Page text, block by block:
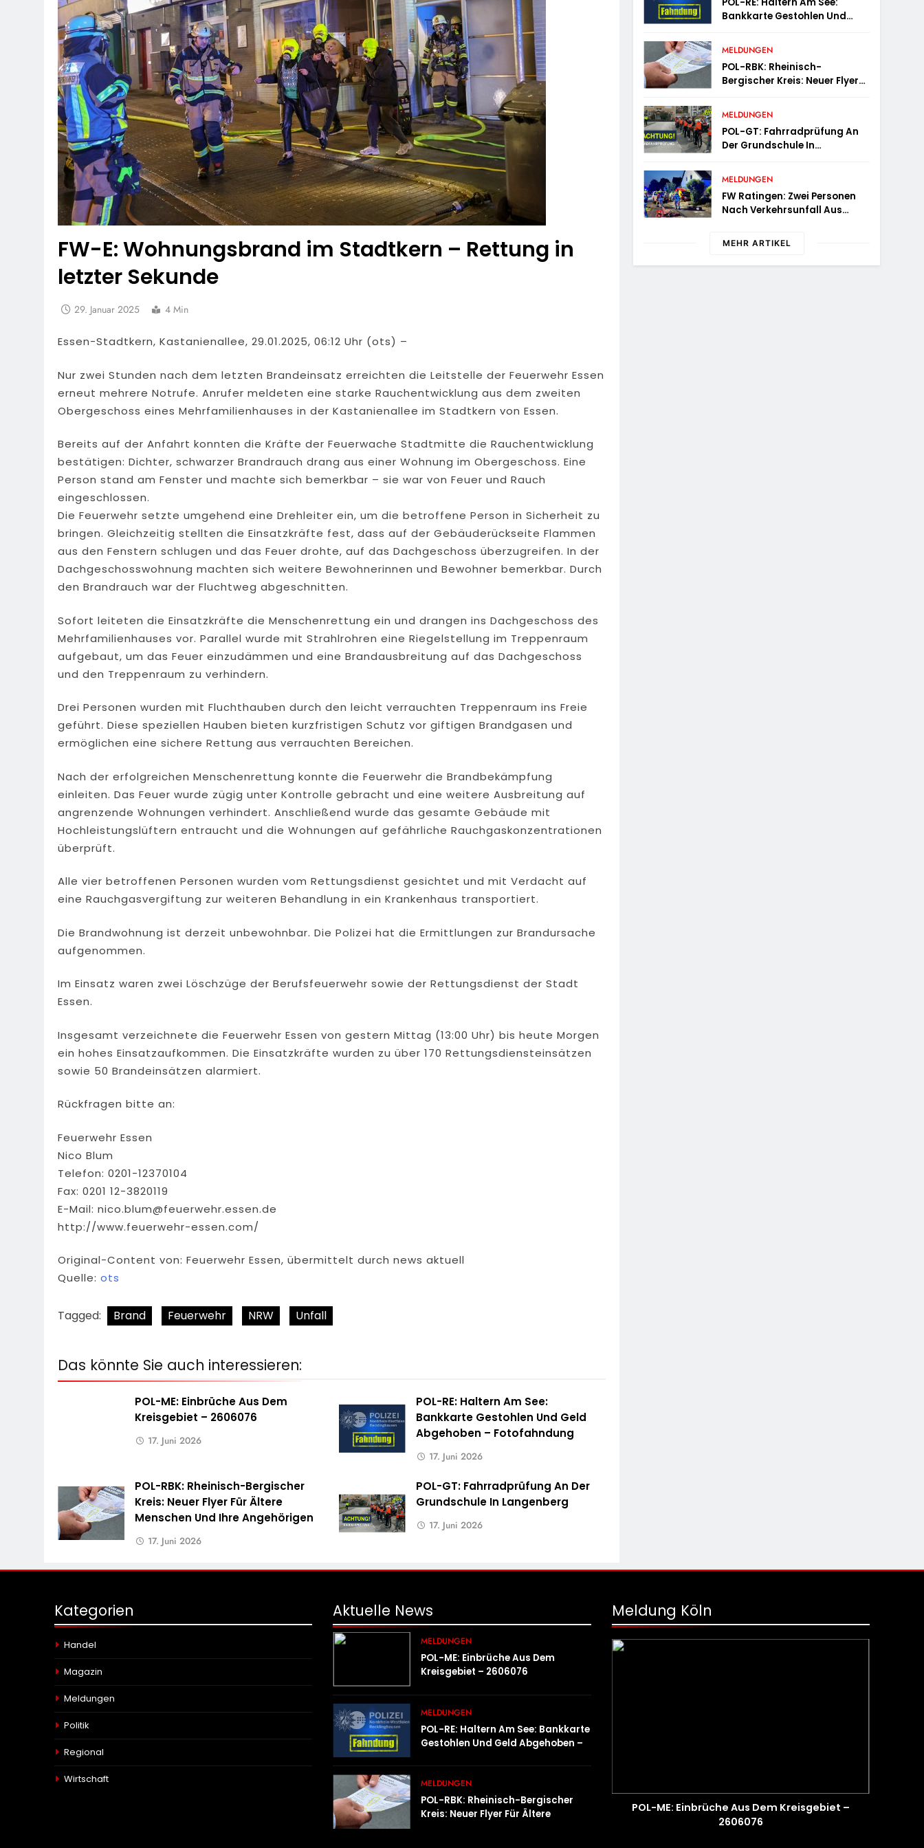
FW-E: Wohnungsbrand im Stadtkern – Rettung in
letzter Sekunde
29. Januar 2025 4 Min
Essen-Stadtkern, Kastanienallee, 29.01.2025, 06:12 Uhr (ots) –
Nur zwei Stunden nach dem letzten Brandeinsatz erreichten die Leitstelle der Feuerwehr Essen
erneut mehrere Notrufe. Anrufer meldeten eine starke Rauchentwicklung aus dem zweiten
Obergeschoss eines Mehrfamilienhauses in der Kastanienallee im Stadtkern von Essen.
Bereits auf der Anfahrt konnten die Kräfte der Feuerwache Stadtmitte die Rauchentwicklung
bestätigen: Dichter, schwarzer Brandrauch drang aus einer Wohnung im Obergeschoss. Eine
Person stand am Fenster und machte sich bemerkbar – sie war von Feuer und Rauch
eingeschlossen.
Die Feuerwehr setzte umgehend eine Drehleiter ein, um die betroffene Person in Sicherheit zu
bringen. Gleichzeitig stellten die Einsatzkräfte fest, dass auf der Gebäuderückseite Flammen
aus den Fenstern schlugen und das Feuer drohte, auf das Dachgeschoss überzugreifen. In der
Dachgeschosswohnung machten sich weitere Bewohnerinnen und Bewohner bemerkbar. Durch
den Brandrauch war der Fluchtweg abgeschnitten.
Sofort leiteten die Einsatzkräfte die Menschenrettung ein und drangen ins Dachgeschoss des
Mehrfamilienhauses vor. Parallel wurde mit Strahlrohren eine Riegelstellung im Treppenraum
aufgebaut, um das Feuer einzudämmen und eine Brandausbreitung auf das Dachgeschoss
und den Treppenraum zu verhindern.
Drei Personen wurden mit Fluchthauben durch den leicht verrauchten Treppenraum ins Freie
geführt. Diese speziellen Hauben bieten kurzfristigen Schutz vor giftigen Brandgasen und
ermöglichen eine sichere Rettung aus verrauchten Bereichen.
Nach der erfolgreichen Menschenrettung konnte die Feuerwehr die Brandbekämpfung
einleiten. Das Feuer wurde zügig unter Kontrolle gebracht und eine weitere Ausbreitung auf
angrenzende Wohnungen verhindert. Anschließend wurde das gesamte Gebäude mit
Hochleistungslüftern entraucht und die Wohnungen auf gefährliche Rauchgaskonzentrationen
überprüft.
Alle vier betroffenen Personen wurden vom Rettungsdienst gesichtet und mit Verdacht auf
eine Rauchgasvergiftung zur weiteren Behandlung in ein Krankenhaus transportiert.
Die Brandwohnung ist derzeit unbewohnbar. Die Polizei hat die Ermittlungen zur Brandursache
aufgenommen.
Im Einsatz waren zwei Löschzüge der Berufsfeuerwehr sowie der Rettungsdienst der Stadt
Essen.
Insgesamt verzeichnete die Feuerwehr Essen von gestern Mittag (13:00 Uhr) bis heute Morgen
ein hohes Einsatzaufkommen. Die Einsatzkräfte wurden zu über 170 Rettungsdiensteinsätzen
sowie 50 Brandeinsätzen alarmiert.
Rückfragen bitte an:
Feuerwehr Essen
Nico Blum
Telefon: 0201-12370104
Fax: 0201 12-3820119
E-Mail: nico.blum@feuerwehr.essen.de
http://www.feuerwehr-essen.com/
Original-Content von: Feuerwehr Essen, übermittelt durch news aktuell
Quelle: ots
Tagged: Brand Feuerwehr NRW Unfall
Das könnte Sie auch interessieren:
POL-ME: Einbrüche Aus Dem
Kreisgebiet – 2606076
17. Juni 2026
POL-RE: Haltern Am See:
Bankkarte Gestohlen Und Geld
Abgehoben – Fotofahndung
17. Juni 2026
POL-RBK: Rheinisch-Bergischer
Kreis: Neuer Flyer Für Ältere
Menschen Und Ihre Angehörigen
17. Juni 2026
POL-GT: Fahrradprüfung An Der
Grundschule In Langenberg
17. Juni 2026
Bankkarte Gestohlen Und
Fotofahndung
MELDUNGEN
POL-RBK: Rheinisch-
Bergischer Kreis: Neuer Flyer
Angehörigen
MELDUNGEN
POL-GT: Fahrradprüfung An
Der Grundschule In
MELDUNGEN
FW Ratingen: Zwei Personen
Nach Verkehrsunfall Aus
MEHR ARTIKEL
Kategorien
Handel
Magazin
Meldungen
Politik
Regional
Wirtschaft
Aktuelle News
MELDUNGEN
POL-ME: Einbrüche Aus Dem
Kreisgebiet – 2606076
MELDUNGEN
POL-RE: Haltern Am See: Bankkarte
Gestohlen Und Geld Abgehoben –
MELDUNGEN
POL-RBK: Rheinisch-Bergischer
Kreis: Neuer Flyer Für Ältere
Meldung Köln
POL-ME: Einbrüche Aus Dem Kreisgebiet –
2606076